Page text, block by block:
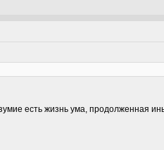
есть жизнь ума, продолженная